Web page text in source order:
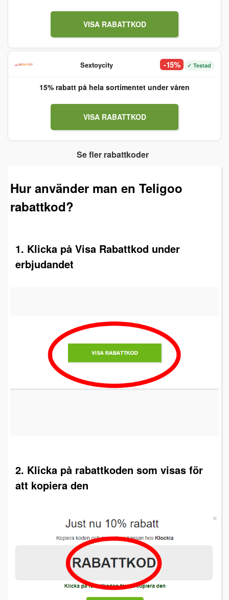
VISA RABATTKOD
Sextoycity -15% ✓ Testad
15% rabatt på hela sortimentet under våren
VISA RABATTKOD
Se fler rabattkoder
Hur använder man en Teligoo
rabattkod?
1. Klicka på Visa Rabattkod under
erbjudandet
2. Klicka på rabattkoden som visas för
att kopiera den